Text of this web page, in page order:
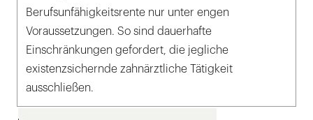
Berufsunfähigkeitsrente nur unter engen
Voraussetzungen. So sind dauerhafte
Einschränkungen gefordert, die jegliche
existenzsichernde zahnärztliche Tätigkeit
ausschließen.